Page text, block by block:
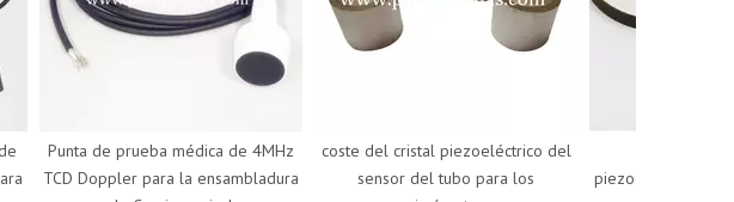
Punta de prueba médica de 4MHz
TCD Doppler para la ensambladura
coste del cristal piezoeléctrico del
sensor del tubo para los
piezoeléctricos